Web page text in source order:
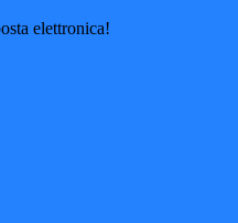
elettronica!